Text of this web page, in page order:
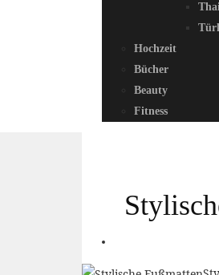
Hochzeit
Bücher
Beauty
Fitness